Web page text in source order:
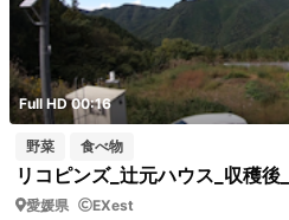
Full HD 00:16
野菜 食べ物
愛媛県 EXest